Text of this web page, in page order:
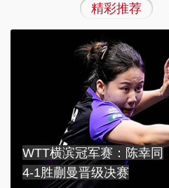
精彩推荐
WTT横滨冠军赛：陈幸同
4-1胜蒯曼晋级决赛